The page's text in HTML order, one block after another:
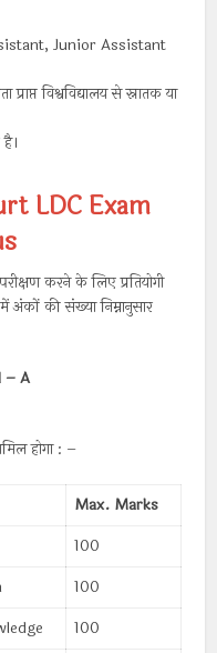
Junior Assistant
विश्वविद्यालय से स्नातक या
LDC Exam
करने के लिए प्रतियोगी
अंकों की संख्या निम्नानुसार
– A
होगा : –
Max. Marks
100
100
100